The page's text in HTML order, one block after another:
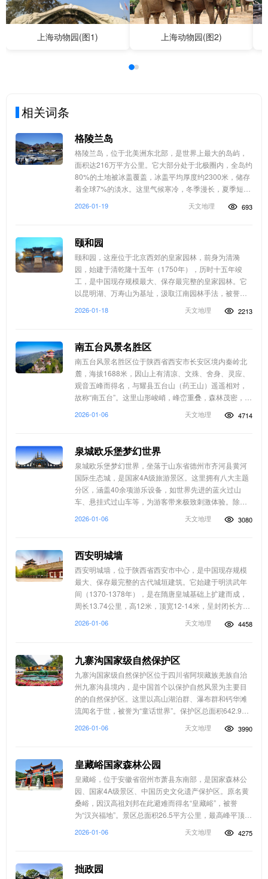
上海动物园(图1) 上海动物园(图2)
相关词条
格陵兰岛
格陵兰岛，位于北美洲东北部，是世界上最大的岛屿，
面积达216万平方公里。它大部分处于北极圈内，全岛约
80%的土地被冰盖覆盖，冰盖平均厚度约2300米，储存
着全球7%的淡水。这里气候寒冷，冬季漫长，夏季短
格陵兰岛原为丹麦自治领地，首府努克。岛上自然资源
2026-01-19 天文地理 693
颐和园
颐和园，这座位于北京西郊的皇家园林，前身为清漪
园，始建于清乾隆十五年（1750年），历时十五年竣
工，是中国现存规模最大、保存最完整的皇家园林。它
以昆明湖、万寿山为基址，汲取江南园林手法，被誉
次劫难，后于光绪年间重建，并更名为颐和园。园内佛
2026-01-18 天文地理 2213
南五台风景名胜区
南五台风景名胜区位于陕西省西安市长安区境内秦岭北
麓，海拔1688米，因山上有清凉、文殊、舍身、灵应、
观音五峰而得名，与耀县五台山（药王山）遥遥相对，
故称“南五台”。这里山形峻峭，峰峦重叠，森林茂密，风
富，有流水石瀑布、犀牛石等奇景；人文底蕴深厚，拥
2026-01-06 天文地理 4714
泉城欧乐堡梦幻世界
泉城欧乐堡梦幻世界，坐落于山东省德州市齐河县黄河
国际生态城，是国家4A级旅游景区。这里拥有八大主题
分区，涵盖40余项游乐设备，如世界先进的蓝火过山
车、悬挂式过山车等，为游客带来极致刺激体验。除了
大马戏等特色演艺。欧式建筑风格与顶尖科技元素完美
2026-01-06 天文地理 3080
西安明城墙
西安明城墙，位于陕西省西安市中心，是中国现存规模
最大、保存最完整的古代城垣建筑。它始建于明洪武年
间（1370-1378年），是在隋唐皇城基础上扩建而成，
周长13.74公里，高12米，顶宽12-14米，呈封闭长方
形。城墙设有四座主城门：永宁门（南门）、长乐门
（东门）、安定门（西门）、安远门（北门），每座城
2026-01-06 天文地理 4458
九寨沟国家级自然保护区
九寨沟国家级自然保护区位于四川省阿坝藏族羌族自治
州九寨沟县境内，是中国首个以保护自然风景为主要目
的的自然保护区。这里以高山湖泊群、瀑布群和钙华滩
流闻名于世，被誉为“童话世界”。保护区总面积642.97
稀动植物3603种，包括大熊猫、金丝猴等国家保护动
2026-01-06 天文地理 3990
皇藏峪国家森林公园
皇藏峪，位于安徽省宿州市萧县东南部，是国家森林公
园、国家4A级景区、中国历史文化遗产保护区。原名黄
桑峪，因汉高祖刘邦在此避难而得名“皇藏峪”，被誉
为“汉兴福地”。景区总面积26.5平方公里，最高峰平顶山
及58种鸟类等野生动物。主要景点包括皇藏洞、瑞云
2026-01-06 天文地理 4275
拙政园